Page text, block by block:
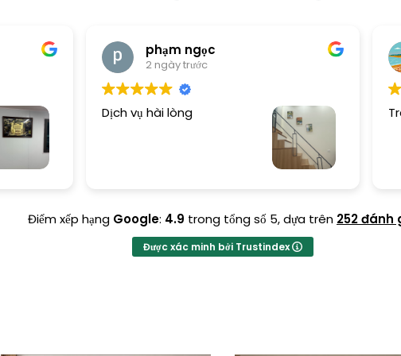
phạm ngọc
2 ngày trước
Dịch vụ hài lòng
Điểm xếp hạng Google: 4.9 trong tổng số 5,dựa trên 252 đánh
Được xác minh bởi Trustindex